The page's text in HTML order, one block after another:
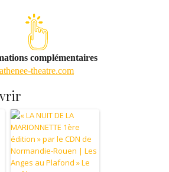
complémentaires
athenee-theatre.com